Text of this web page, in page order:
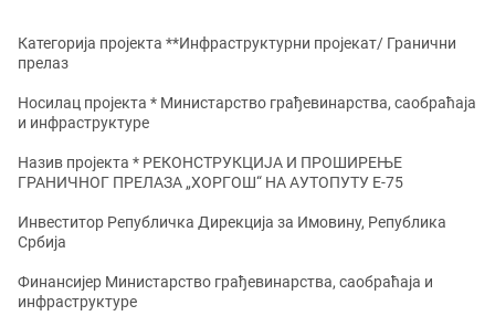
Категорија пројекта **Инфраструктурни пројекат/ Гранични
прелаз
Носилац пројекта * Министарство грађевинарства, саобраћаја
и инфраструктуре
Назив пројекта * РЕКОНСТРУКЦИЈA И ПРОШИРЕЊE
ГРАНИЧНОГ ПРЕЛАЗА „ХОРГОШ“ НА АУТОПУТУ Е-75
Инвеститор Републичка Дирекција за Имовину, Република
Србија
Финансијер Министарство грађевинарства, саобраћаја и
инфраструктуре